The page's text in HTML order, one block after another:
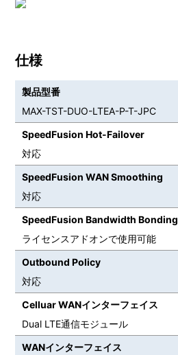
仕様
製品型番
MAX-TST-DUO-LTEA-P-T-JPC
SpeedFusion Hot-Failover
対応
SpeedFusion WAN Smoothing
対応
SpeedFusion Bandwidth Bonding
ライセンスアドオンで使用可能
Outbound Policy
対応
Celluar WANインターフェイス
Dual LTE通信モジュール
WANインターフェイス